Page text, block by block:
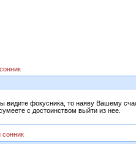
видите фокусника, то наяву Вашему
с достоинством выйти из нее.
сонник